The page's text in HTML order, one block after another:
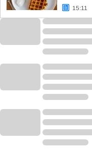
15:11